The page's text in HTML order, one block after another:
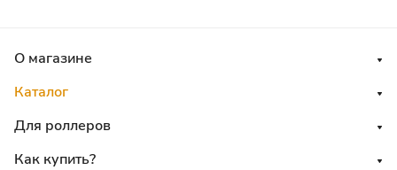
О магазине
Каталог
Для роллеров
Как купить?